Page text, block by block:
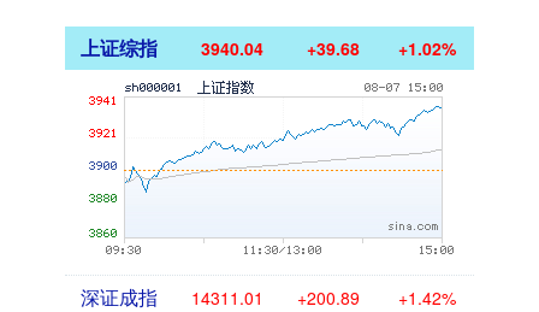
上证综指 3940.04 +39.68 +1.02%
深证成指 14311.01 +200.89 +1.42%